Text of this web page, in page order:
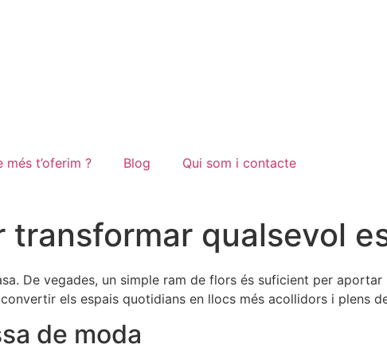
més t’oferim ? Blog Qui som i contacte
qualsevol
De vegades, un simple ram de flors és suficient per
els espais quotidians en llocs més acollidors i plens
de moda